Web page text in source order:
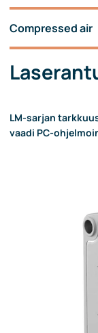
Compressed air
LM-sarjan
vaadi PC-